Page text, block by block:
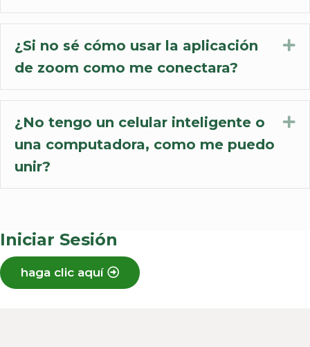
¿Si no sé cómo usar la aplicación
de zoom como me conectara?
¿No tengo un celular inteligente o
una computadora, como me puedo
unir?
Iniciar Sesión
haga clic aquí